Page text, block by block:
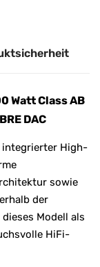
Watt Class AB
DAC
integrierter High-
sowie
der
Modell als
HiFi-